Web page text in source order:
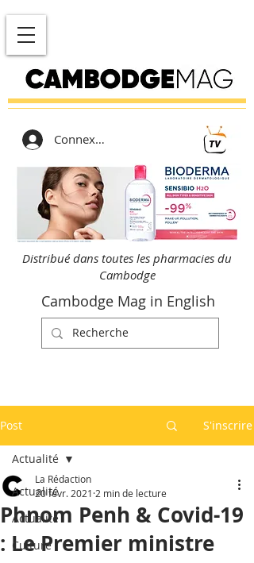
Connexion
Distribué dans toutes les pharmacies du
Cambodge
Cambodge Mag in English
Post S'inscrire
Actualité
Actualité
Culture
Actualité
Phnom Penh & Covid-19
: Le Premier ministre
La Rédaction
20 févr. 2021 2 min de lecture